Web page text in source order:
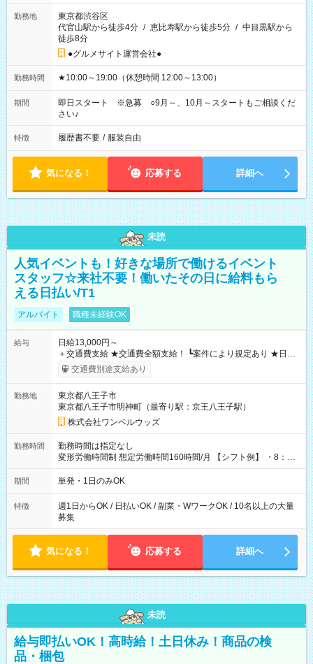
勤務地
東京都渋谷区
代官山駅から徒歩4分 / 恵比寿駅から徒歩5分 / 中目黒駅から
徒歩8分
●グルメサイト運営会社●
勤務時間 ★10:00～19:00（休憩時間 12:00～13:00）
期間
即日スタート ※急募 ○9月～、10月～スタートもご相談くだ
さい♪
特徴 履歴書不要 / 服装自由
気になる！ 応募する 詳細へ
未読
人気イベントも！好きな場所で働けるイベント
スタッフ☆来社不要！働いたその日に給料もら
える日払い/T1
アルバイト 職種未経験OK
給与
日給13,000円～
＋交通費支給 ★交通費全額支給！ ┗案件により規定あり ★日払
いOK！（規定あり） ┗働いたその日に現金GET♪ お仕事後はコ
ンビニATMから 日払い分を引き落とせます！ 【試用期間】試
交通費別途支給あり
勤務地
東京都八王子市
東京都八王子市明神町（最寄り駅：京王八王子駅）
株式会社ワンベルウッズ
勤務時間
勤務時間は指定なし
変形労働時間制 想定労働時間160時間/月 【シフト例】 ・8：00
～21：00
期間 単発・1日のみOK
特徴
週1日からOK / 日払いOK / 副業・WワークOK / 10名以上の大量
募集
気になる！ 応募する 詳細へ
未読
給与即払いOK！高時給！土日休み！商品の検
品・梱包